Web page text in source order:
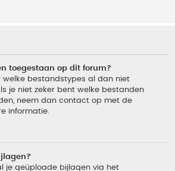
toegestaan op dit forum?
welke bestandstypes al dan niet
je niet zeker bent welke bestanden
neem dan contact op met de
informatie.
je geüploade bijlagen via het